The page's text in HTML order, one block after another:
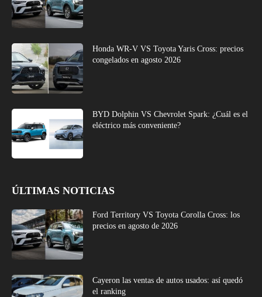
Honda WR-V VS Toyota Yaris Cross: precios
congelados en agosto 2026
BYD Dolphin VS Chevrolet Spark: ¿Cuál es el
eléctrico más conveniente?
ÚLTIMAS NOTICIAS
Ford Territory VS Toyota Corolla Cross: los
precios en agosto de 2026
Cayeron las ventas de autos usados: así quedó
el ranking